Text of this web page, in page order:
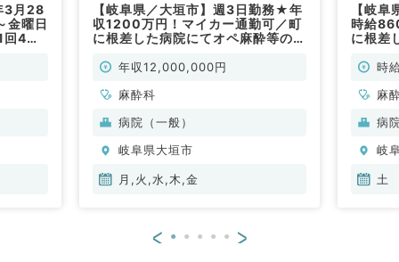
3月28
金曜日
4万
【岐阜県／大垣市】週3日勤務★年
収1200万円！マイカー通勤可／町
に根差した病院にてオペ麻酔等のお
年収12,000,000円
麻酔科
病院（一般）
岐阜県大垣市
月,火,水,木,金
【岐
時給
に根差
時
麻
病
岐
土
< >